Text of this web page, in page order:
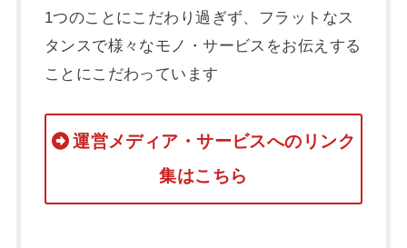
1つのことにこだわり過ぎず、フラットなス
タンスで様々なモノ・サービスをお伝えする
ことにこだわっています
運営メディア・サービスへのリンク
集はこちら